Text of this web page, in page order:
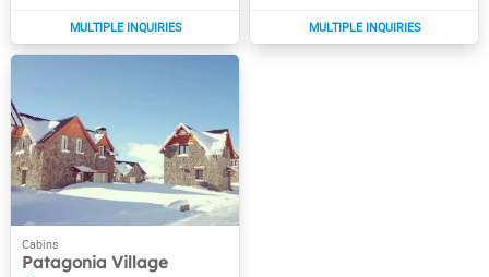
Patagonia Village